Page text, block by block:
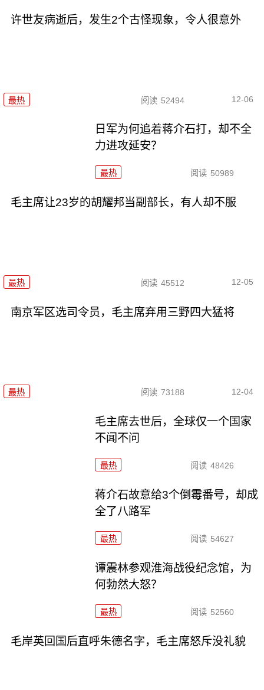
许世友病逝后，发生2个古怪现象，令人很意外
最热 阅读 52494 12-06
日军为何追着蒋介石打，却不全
力进攻延安？
最热 阅读 50989
毛主席让23岁的胡耀邦当副部长，有人却不服
最热 阅读 45512 12-05
南京军区选司令员，毛主席弃用三野四大猛将
最热 阅读 73188 12-04
毛主席去世后，全球仅一个国家
不闻不问
最热 阅读 48426
蒋介石故意给3个倒霉番号，却成
全了八路军
最热 阅读 54627
谭震林参观淮海战役纪念馆，为
何勃然大怒？
最热 阅读 52560
毛岸英回国后直呼朱德名字，毛主席怒斥没礼貌